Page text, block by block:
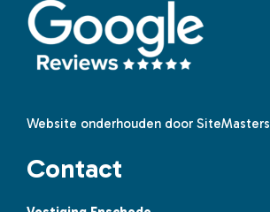
Website onderhouden door SiteMasters
Contact